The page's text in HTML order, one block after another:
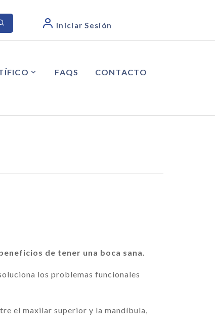
Iniciar Sesión
FAQS CONTACTO
de tener una boca sana.
los problemas funcionales
el maxilar superior y la mandíbula,